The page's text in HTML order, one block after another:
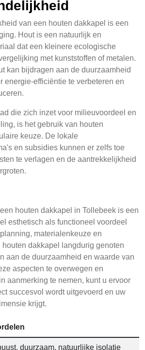
van een houten dakkapel is een
Hout is een natuurlijk en
dat een kleinere ecologische
met kunststoffen of metalen.
kan bijdragen aan de duurzaamheid
energie-efficiëntie te verbeteren en
die zich inzet voor milieuvoordeel en
is het gebruik van houten
keuze. De lokale
en subsidies kunnen er zelfs toe
te verlagen en de aantrekkelijkheid
houten dakkapel in Tollebeek is een
esthetisch als functioneel voordeel
materialenkeuze en
dakkapel langdurig genoten
aan de duurzaamheid en waarde van
aspecten te overwegen en
aanmerking te nemen, kunt u ervoor
succesvol wordt uitgevoerd en uw
krijgt.
duurzaam, natuurlijke isolatie